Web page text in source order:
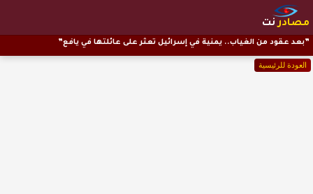
مصادرنت
العودة للرئيسية
”بعد عقود من الغياب.. يمنية في إسرائيل تعثر على عائلتها في يافع”